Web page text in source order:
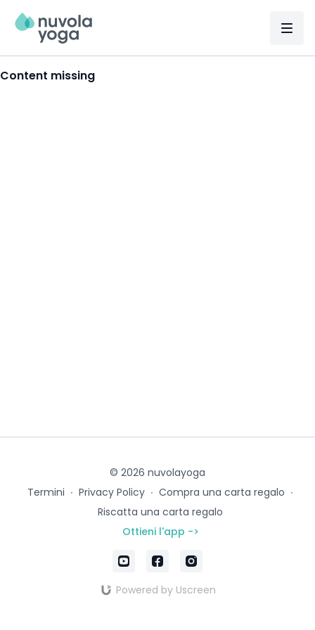
Content missing
© 2026 nuvolayoga
Termini ∙ Privacy Policy ∙ Compra una carta regalo ∙
Riscatta una carta regalo
Ottieni l'app ->
Powered by Uscreen